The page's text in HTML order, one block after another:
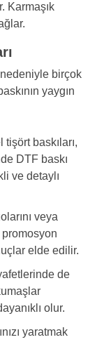
Karmaşık
birçok
yaygın
baskıları,
DTF baskı
ve detaylı
veya
promosyon
elde edilir.
de
olur.
yaratmak